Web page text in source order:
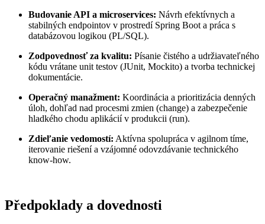
Budovanie API a microservices: Návrh efektívnych a
stabilných endpointov v prostredí Spring Boot a práca s
databázovou logikou (PL/SQL).
Zodpovednosť za kvalitu: Písanie čistého a udržiavateľného
kódu vrátane unit testov (JUnit, Mockito) a tvorba technickej
dokumentácie.
Operačný manažment: Koordinácia a prioritizácia denných
úloh, dohľad nad procesmi zmien (change) a zabezpečenie
hladkého chodu aplikácií v produkcii (run).
Zdieľanie vedomostí: Aktívna spolupráca v agilnom tíme,
iterovanie riešení a vzájomné odovzdávanie technického
know-how.
Předpoklady a dovednosti